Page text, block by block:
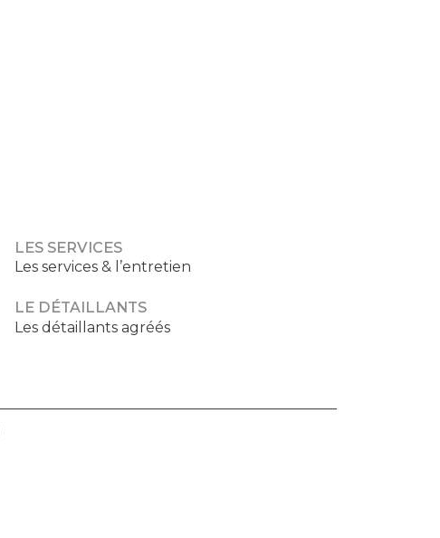
LES SERVICES
Les services & l’entretien
LE DÉTAILLANTS
Les détaillants agréés